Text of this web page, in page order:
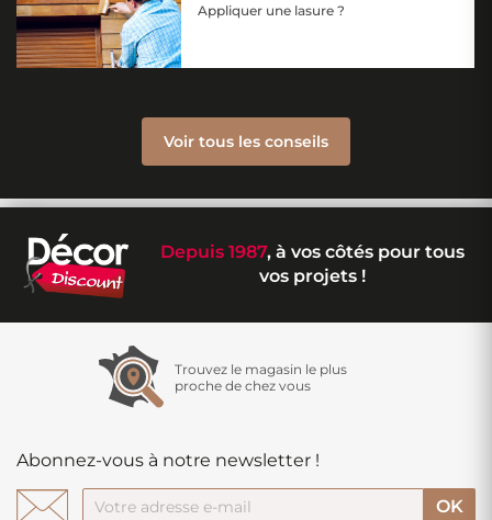
Appliquer une lasure ?
Voir tous les conseils
Depuis 1987, à vos côtés pour tous
vos projets !
Trouvez le magasin le plus
proche de chez vous
Abonnez-vous à notre newsletter !